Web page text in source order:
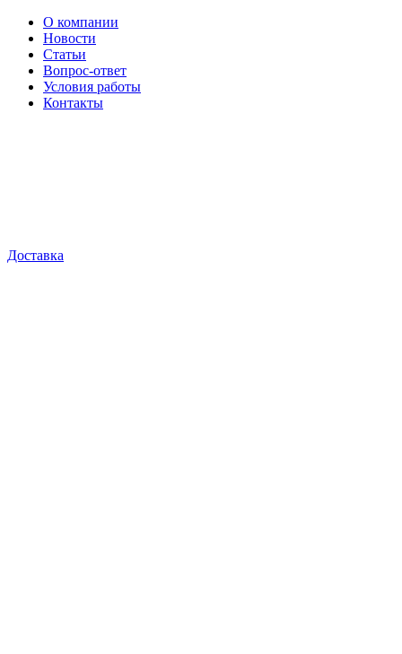
О компании
Новости
Статьи
Вопрос-ответ
Условия работы
Контакты
Доставка